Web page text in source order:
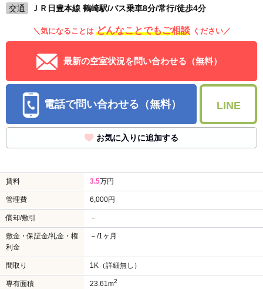
交通 ＪＲ日豊本線 鶴崎駅/バス乗車8分/常行/徒歩4分
＼気になることは どんなことでもご相談 ください／
最新の空室状況を問い合わせる（無料）
電話で問い合わせる（無料） LINE
お気に入りに追加する
賃料 3.5万円
管理費 6,000円
償却/敷引 －
敷金・保証金/礼金・権
利金
－/1ヶ月
間取り 1K（詳細無し）
専有面積 23.61m2